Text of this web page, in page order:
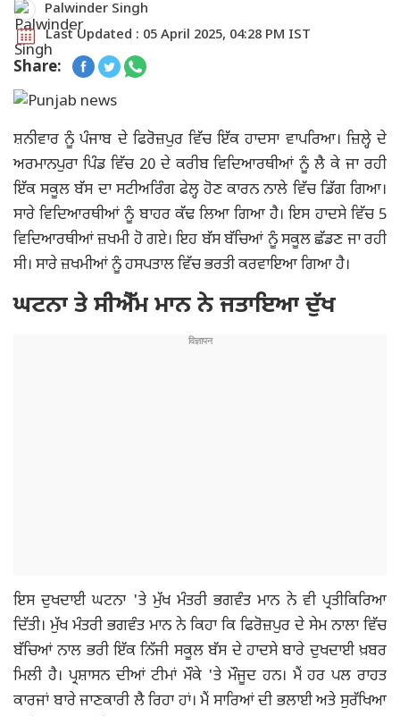
Palwinder Singh
Last Updated : 05 April 2025, 04:28 PM IST
Share:
ਸ਼ਨੀਵਾਰ ਨੂੰ ਪੰਜਾਬ ਦੇ ਫਿਰੋਜ਼ਪੁਰ ਵਿੱਚ ਇੱਕ ਹਾਦਸਾ ਵਾਪਰਿਆ। ਜ਼ਿਲ੍ਹੇ ਦੇ
ਅਰਮਾਨਪੁਰਾ ਪਿੰਡ ਵਿੱਚ 20 ਦੇ ਕਰੀਬ ਵਿਦਿਆਰਥੀਆਂ ਨੂੰ ਲੈ ਕੇ ਜਾ ਰਹੀ
ਇੱਕ ਸਕੂਲ ਬੱਸ ਦਾ ਸਟੀਅਰਿੰਗ ਫੇਲ੍ਹ ਹੋਣ ਕਾਰਨ ਨਾਲੇ ਵਿੱਚ ਡਿੱਗ ਗਿਆ।
ਸਾਰੇ ਵਿਦਿਆਰਥੀਆਂ ਨੂੰ ਬਾਹਰ ਕੱਢ ਲਿਆ ਗਿਆ ਹੈ। ਇਸ ਹਾਦਸੇ ਵਿੱਚ 5
ਵਿਦਿਆਰਥੀਆਂ ਜ਼ਖਮੀ ਹੋ ਗਏ। ਇਹ ਬੱਸ ਬੱਚਿਆਂ ਨੂੰ ਸਕੂਲ ਛੱਡਣ ਜਾ ਰਹੀ
ਸੀ। ਸਾਰੇ ਜ਼ਖਮੀਆਂ ਨੂੰ ਹਸਪਤਾਲ ਵਿੱਚ ਭਰਤੀ ਕਰਵਾਇਆ ਗਿਆ ਹੈ।
ਘਟਨਾ ਤੇ ਸੀਐੱਮ ਮਾਨ ਨੇ ਜਤਾਇਆ ਦੁੱਖ
ਇਸ ਦੁਖਦਾਈ ਘਟਨਾ 'ਤੇ ਮੁੱਖ ਮੰਤਰੀ ਭਗਵੰਤ ਮਾਨ ਨੇ ਵੀ ਪ੍ਰਤੀਕਿਰਿਆ
ਦਿੱਤੀ। ਮੁੱਖ ਮੰਤਰੀ ਭਗਵੰਤ ਮਾਨ ਨੇ ਕਿਹਾ ਕਿ ਫਿਰੋਜ਼ਪੁਰ ਦੇ ਸੇਮ ਨਾਲਾ ਵਿੱਚ
ਬੱਚਿਆਂ ਨਾਲ ਭਰੀ ਇੱਕ ਨਿੱਜੀ ਸਕੂਲ ਬੱਸ ਦੇ ਹਾਦਸੇ ਬਾਰੇ ਦੁਖਦਾਈ ਖ਼ਬਰ
ਮਿਲੀ ਹੈ। ਪ੍ਰਸ਼ਾਸਨ ਦੀਆਂ ਟੀਮਾਂ ਮੌਕੇ 'ਤੇ ਮੌਜੂਦ ਹਨ। ਮੈਂ ਹਰ ਪਲ ਰਾਹਤ
ਕਾਰਜਾਂ ਬਾਰੇ ਜਾਣਕਾਰੀ ਲੈ ਰਿਹਾ ਹਾਂ। ਮੈਂ ਸਾਰਿਆਂ ਦੀ ਭਲਾਈ ਅਤੇ ਸੁਰੱਖਿਆ